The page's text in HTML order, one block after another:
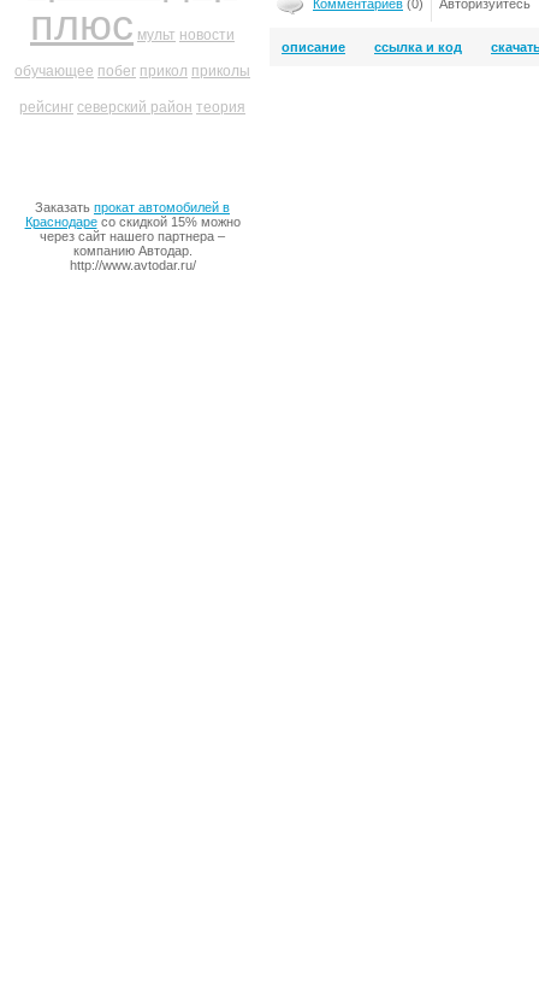
плюс мульт новости
обучающее побег прикол приколы
рейсинг северский район теория
Заказать прокат автомобилей в
Краснодаресо скидкой 15% можно
через сайт нашего партнера –
компанию Автодар.
http://www.avtodar.ru/
Комментариев (0) Авторизуйтесь
описание ссылка и код